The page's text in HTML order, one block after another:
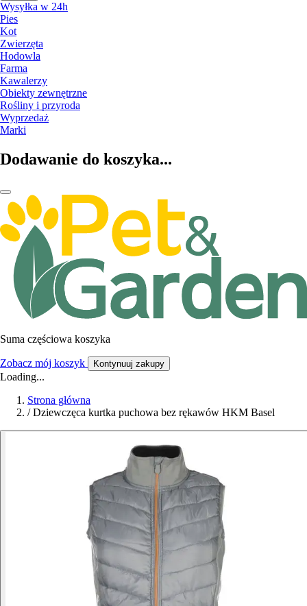
Wysyłka w 24h
Pies
Kot
Zwierzęta
Hodowla
Farma
Kawalerzy
Obiekty zewnętrzne
Rośliny i przyroda
Wyprzedaż
Marki
Dodawanie do koszyka...
Suma częściowa koszyka
Zobacz mój koszyk Kontynuuj zakupy
Loading...
Strona główna
/ Dziewczęca kurtka puchowa bez rękawów HKM Basel